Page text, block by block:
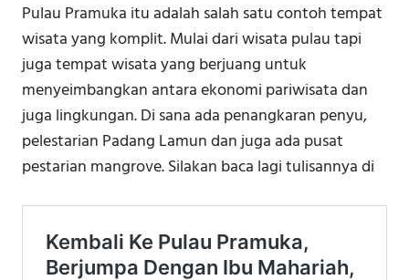
Pulau Pramuka itu adalah salah satu contoh tempat
wisata yang komplit. Mulai dari wisata pulau tapi
juga tempat wisata yang berjuang untuk
menyeimbangkan antara ekonomi pariwisata dan
juga lingkungan. Di sana ada penangkaran penyu,
pelestarian Padang Lamun dan juga ada pusat
pestarian mangrove. Silakan baca lagi tulisannya di